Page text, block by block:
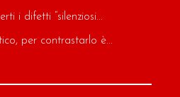
i difetti “silenziosi...
per contrastarlo è...